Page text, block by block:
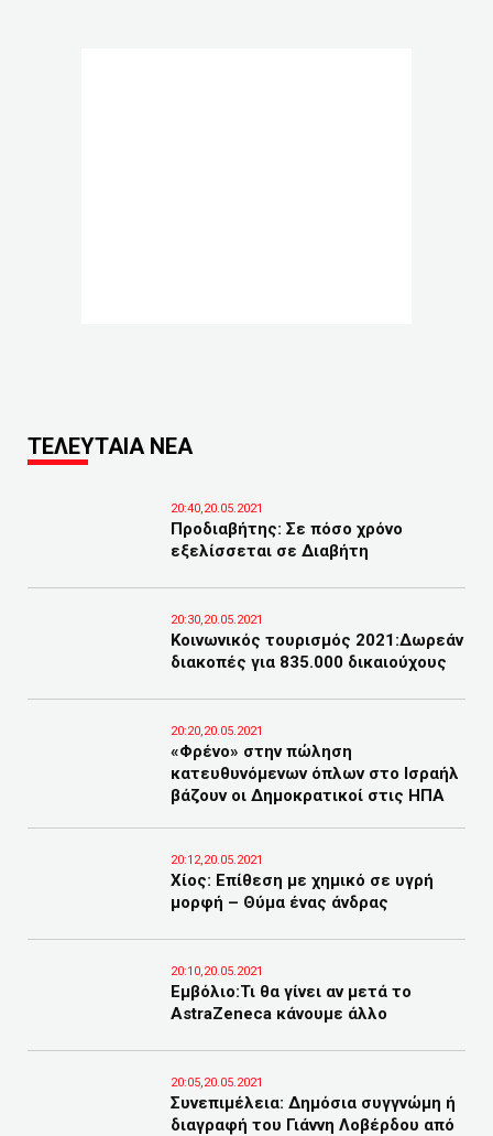
ΤΕΛΕΥΤΑΙΑ ΝΕΑ
20:40,20.05.2021
Προδιαβήτης: Σε πόσο χρόνο
εξελίσσεται σε Διαβήτη
20:30,20.05.2021
Κοινωνικός τουρισμός 2021:Δωρεάν
διακοπές για 835.000 δικαιούχους
20:20,20.05.2021
«Φρένο» στην πώληση
κατευθυνόμενων όπλων στο Ισραήλ
βάζουν οι Δημοκρατικοί στις ΗΠΑ
20:12,20.05.2021
Χίος: Επίθεση με χημικό σε υγρή
μορφή – Θύμα ένας άνδρας
20:10,20.05.2021
Εμβόλιο:Τι θα γίνει αν μετά το
AstraZeneca κάνουμε άλλο
20:05,20.05.2021
Συνεπιμέλεια: Δημόσια συγγνώμη ή
διαγραφή του Γιάννη Λοβέρδου από